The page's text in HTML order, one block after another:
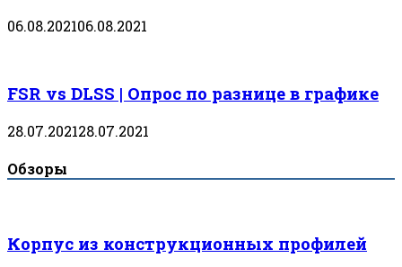
06.08.202106.08.2021
FSR vs DLSS | Опрос по разнице в графике
28.07.202128.07.2021
Обзоры
Корпус из конструкционных профилей